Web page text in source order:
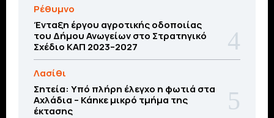
Ρέθυμνο
Ένταξη έργου αγροτικής οδοποιίας
του Δήμου Ανωγείων στο Στρατηγικό
Σχέδιο ΚΑΠ 2023–2027
Λασίθι
Σητεία: Υπό πλήρη έλεγχο η φωτιά στα
Αχλάδια – Κάηκε μικρό τμήμα της
έκτασης